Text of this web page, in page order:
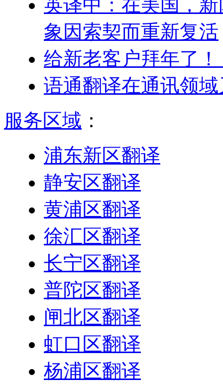
英译中：在美国，
象因索契而重新复活
给新老客户拜年了
语通翻译在通讯领
服务区域 ：
浦东新区翻译
静安区翻译
黄浦区翻译
徐汇区翻译
长宁区翻译
普陀区翻译
闸北区翻译
虹口区翻译
杨浦区翻译